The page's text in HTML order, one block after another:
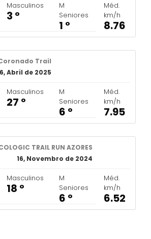
Masculinos
3 º
M
Seniores
1 º
Méd.
km/h
8.76
Trail
Abril de 2025
Masculinos
27 º
M
Seniores
6 º
Méd.
km/h
7.95
TRAIL RUN AZORES
16, Novembro de 2024
Masculinos
18 º
M
Seniores
6 º
Méd.
km/h
6.52